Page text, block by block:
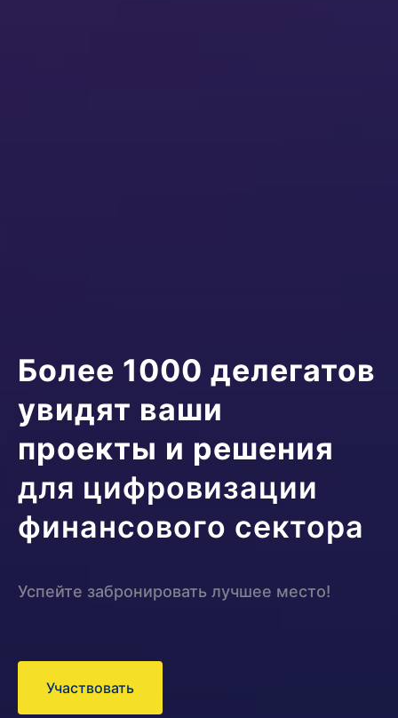
Более 1000 делегатов
увидят ваши
проекты и решения
для цифровизации
финансового сектора
Успейте забронировать лучшее место!
Участвовать